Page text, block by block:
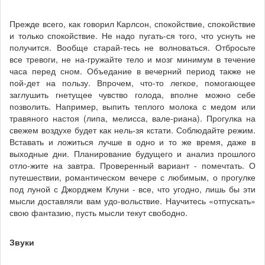
Прежде всего, как говорил Карлсон, спокойствие, спокойствие
и только спокойствие. Не надо пугать-ся того, что уснуть не
получится. Вообще старай-тесь не волноваться. Отбросьте
все тревоги, не на-гружайте тело и мозг минимум в течение
часа перед сном. Объедание в вечерний период также не
пой-дет на пользу. Впрочем, что-то легкое, помогающее
заглушить гнетущее чувство голода, вполне можно себе
позволить. Например, выпить теплого молока с медом или
травяного настоя (липа, мелисса, вале-риана). Прогулка на
свежем воздухе будет как нель-зя кстати. Соблюдайте режим.
Вставать и ложиться лучше в одно и то же время, даже в
выходные дни. Планирование будущего и анализ прошлого
отло-жите на завтра. Проверенный вариант - помечтать. О
путешествии, романтическом вечере с любимым, о прогулке
под луной с Джорджем Клуни - все, что угодно, лишь бы эти
мысли доставляли вам удо-вольствие. Научитесь «отпускать»
свою фантазию, пусть мысли текут свободно.
Звуки